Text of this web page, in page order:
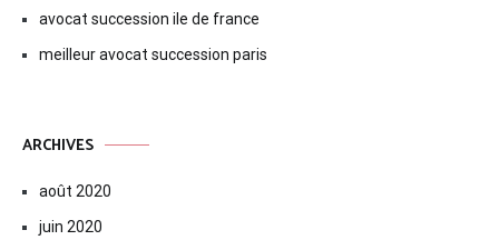
avocat succession ile de france
meilleur avocat succession paris
ARCHIVES
août 2020
juin 2020